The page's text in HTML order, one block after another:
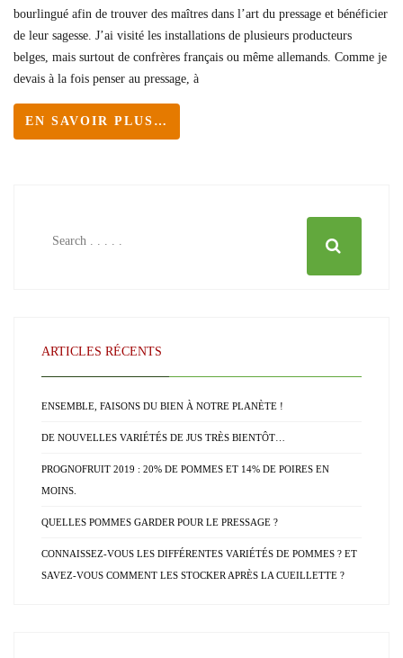
bourlingué afin de trouver des maîtres dans l’art du pressage et bénéficier
de leur sagesse. J’ai visité les installations de plusieurs producteurs
belges, mais surtout de confrères français ou même allemands. Comme je
devais à la fois penser au pressage, à
EN SAVOIR PLUS…
ARTICLES RÉCENTS
ENSEMBLE, FAISONS DU BIEN À NOTRE PLANÈTE !
DE NOUVELLES VARIÉTÉS DE JUS TRÈS BIENTÔT…
PROGNOFRUIT 2019 : 20% DE POMMES ET 14% DE POIRES EN
MOINS.
QUELLES POMMES GARDER POUR LE PRESSAGE ?
CONNAISSEZ-VOUS LES DIFFÉRENTES VARIÉTÉS DE POMMES ? ET
SAVEZ-VOUS COMMENT LES STOCKER APRÈS LA CUEILLETTE ?